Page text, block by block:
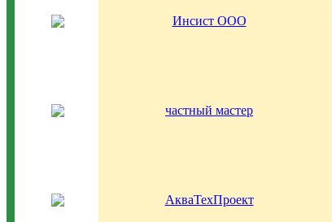
Инсист ООО
частный мастер
АкваТехПроект